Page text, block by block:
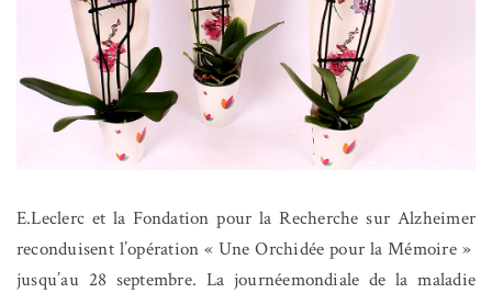
E.Leclerc et la Fondation pour la Recherche sur Alzheimer
reconduisent l’opération « Une Orchidée pour la Mémoire »
jusqu’au 28 septembre. La journéemondiale de la maladie